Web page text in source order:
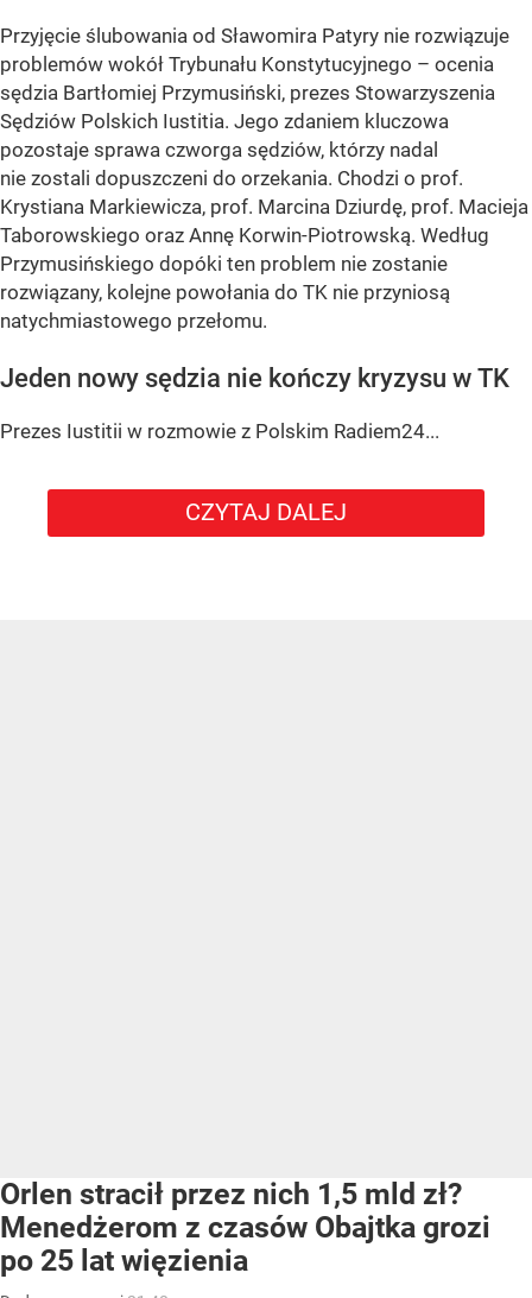
Przyjęcie ślubowania od Sławomira Patyry nie rozwiązuje
problemów wokół Trybunału Konstytucyjnego – ocenia
sędzia Bartłomiej Przymusiński, prezes Stowarzyszenia
Sędziów Polskich Iustitia. Jego zdaniem kluczowa
pozostaje sprawa czworga sędziów, którzy nadal
nie zostali dopuszczeni do orzekania. Chodzi o prof.
Krystiana Markiewicza, prof. Marcina Dziurdę, prof. Macieja
Taborowskiego oraz Annę Korwin-Piotrowską. Według
Przymusińskiego dopóki ten problem nie zostanie
rozwiązany, kolejne powołania do TK nie przyniosą
natychmiastowego przełomu.
Jeden nowy sędzia nie kończy kryzysu w TK
Prezes Iustitii w rozmowie z Polskim Radiem24...
CZYTAJ DALEJ
Orlen stracił przez nich 1,5 mld zł?
Menedżerom z czasów Obajtka grozi
po 25 lat więzienia